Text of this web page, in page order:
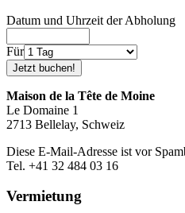
Datum und Uhrzeit der Abholung
Für
Maison de la Tête de Moine
Le Domaine 1
2713 Bellelay, Schweiz
Diese E-Mail-Adresse ist vor
Tel. +41 32 484 03 16
Vermietung